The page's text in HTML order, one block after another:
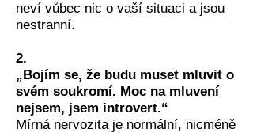
neví vůbec nic o vaší situaci a jsou
nestranní.
2.
„Bojím se, že budu muset mluvit o
svém soukromí. Moc na mluvení
nejsem, jsem introvert.“
Mírná nervozita je normální, nicméně